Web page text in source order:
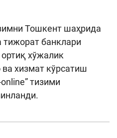
Тошкент шаҳрида
банклари
хўжалик
ва хизмат кўрсатиш
тизими